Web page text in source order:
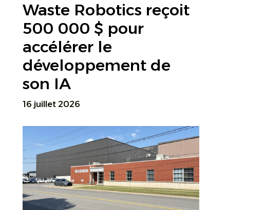
Waste Robotics reçoit
500 000 $ pour
accélérer le
développement de
son IA
16 juillet 2026